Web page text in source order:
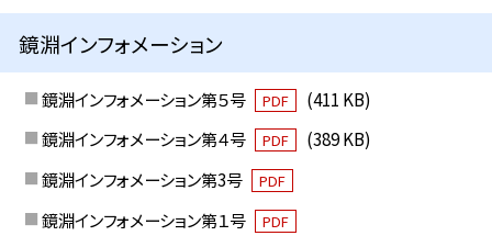
鏡淵インフォメーション
鏡淵インフォメーション第５号 PDF
(411 KB)
鏡淵インフォメーション第４号
PDF
(389 KB)
鏡淵インフォメーション第3号
PDF
鏡淵インフォメーション第１号 PDF